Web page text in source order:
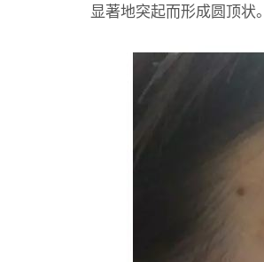
显著地突起而形成圆顶状。